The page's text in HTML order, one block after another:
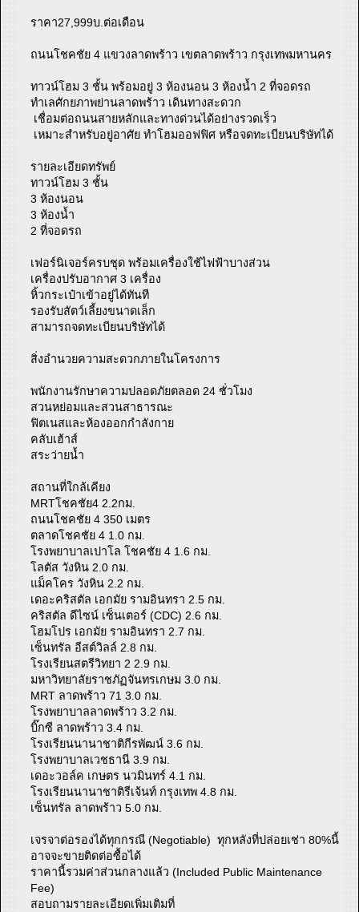
ราคา27,999บ.ต่อเดือน
ถนนโชคชัย 4 แขวงลาดพร้าว เขตลาดพร้าว กรุงเทพมหานคร
ทาวน์โฮม 3 ชั้น พร้อมอยู่ 3 ห้องนอน 3 ห้องน้ำ 2 ที่จอดรถ
ทำเลศักยภาพย่านลาดพร้าว เดินทางสะดวก
เชื่อมต่อถนนสายหลักและทางด่วนได้อย่างรวดเร็ว
เหมาะสำหรับอยู่อาศัย ทำโฮมออฟฟิศ หรือจดทะเบียนบริษัทได้
รายละเอียดทรัพย์
ทาวน์โฮม 3 ชั้น
3 ห้องนอน
3 ห้องน้ำ
2 ที่จอดรถ
เฟอร์นิเจอร์ครบชุด พร้อมเครื่องใช้ไฟฟ้าบางส่วน
เครื่องปรับอากาศ 3 เครื่อง
หิ้วกระเป๋าเข้าอยู่ได้ทันที
รองรับสัตว์เลี้ยงขนาดเล็ก
สามารถจดทะเบียนบริษัทได้
สิ่งอำนวยความสะดวกภายในโครงการ
พนักงานรักษาความปลอดภัยตลอด 24 ชั่วโมง
สวนหย่อมและสวนสาธารณะ
ฟิตเนสและห้องออกกำลังกาย
คลับเฮ้าส์
สระว่ายน้ำ
สถานที่ใกล้เคียง
MRTโชคชัย4 2.2กม.
ถนนโชคชัย 4 350 เมตร
ตลาดโชคชัย 4 1.0 กม.
โรงพยาบาลเปาโล โชคชัย 4 1.6 กม.
โลตัส วังหิน 2.0 กม.
แม็คโคร วังหิน 2.2 กม.
เดอะคริสตัล เอกมัย รามอินทรา 2.5 กม.
คริสตัล ดีไซน์ เซ็นเตอร์ (CDC) 2.6 กม.
โฮมโปร เอกมัย รามอินทรา 2.7 กม.
เซ็นทรัล อีสต์วิลล์ 2.8 กม.
โรงเรียนสตรีวิทยา 2 2.9 กม.
มหาวิทยาลัยราชภัฏจันทรเกษม 3.0 กม.
MRT ลาดพร้าว 71 3.0 กม.
โรงพยาบาลลาดพร้าว 3.2 กม.
บิ๊กซี ลาดพร้าว 3.4 กม.
โรงเรียนนานาชาติกีรพัฒน์ 3.6 กม.
โรงพยาบาลเวชธานี 3.9 กม.
เดอะวอล์ค เกษตร นวมินทร์ 4.1 กม.
โรงเรียนนานาชาติรีเจ้นท์ กรุงเทพ 4.8 กม.
เซ็นทรัล ลาดพร้าว 5.0 กม.
เจรจาต่อรองได้ทุกกรณี (Negotiable) ทุกหลังที่ปล่อยเช่า 80%นี้
อาจจะขายติดต่อซื้อได้
ราคานี้รวมค่าส่วนกลางแล้ว (Included Public Maintenance
Fee)
สอบถามรายละเอียดเพิ่มเติมที่